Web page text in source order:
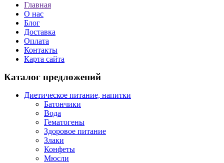
Главная
О нас
Блог
Доставка
Оплата
Контакты
Карта сайта
Каталог предложений
Диетическое питание, напитки
Батончики
Вода
Гематогены
Здоровое питание
Злаки
Конфеты
Мюсли